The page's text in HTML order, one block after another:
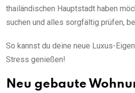
thailändischen Hauptstadt haben
suchen und alles sorgfältig prüfen,
So kannst du deine neue Luxus-
Stress genießen!
Neu gebaute